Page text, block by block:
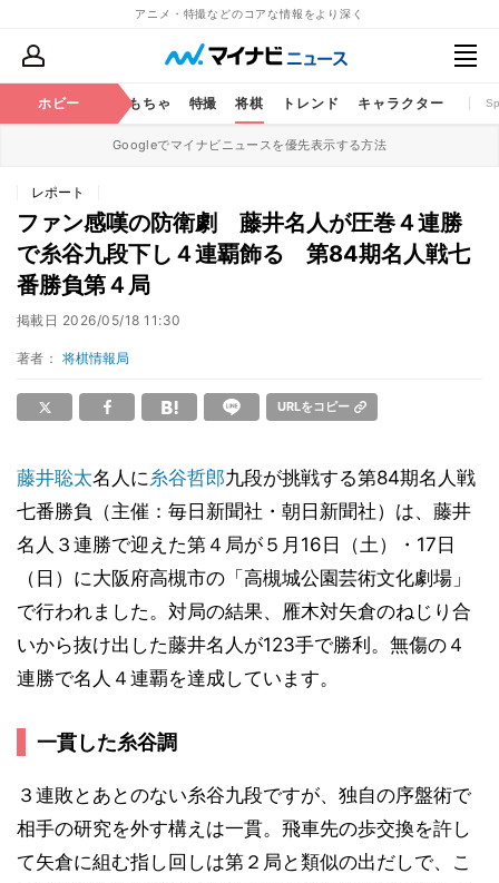
アニメ・特撮などのコアな情報をより深く
ホビー
コミック おもちゃ 特撮 将棋 トレンド キャラクター
Googleでマイナビニュースを優先表示する方法
レポート
ファン感嘆の防衛劇 藤井名人が圧巻４連勝
で糸谷九段下し４連覇飾る 第84期名人戦七
番勝負第４局
掲載日 2026/05/18 11:30
著者： 将棋情報局
URLをコピー
藤井聡太名人に糸谷哲郎九段が挑戦する第84期名人戦
七番勝負（主催：毎日新聞社・朝日新聞社）は、藤井
名人３連勝で迎えた第４局が５月16日（土）・17日
（日）に大阪府高槻市の「高槻城公園芸術文化劇場」
で行われました。対局の結果、雁木対矢倉のねじり合
いから抜け出した藤井名人が123手で勝利。無傷の４
連勝で名人４連覇を達成しています。
一貫した糸谷調
３連敗とあとのない糸谷九段ですが、独自の序盤術で
相手の研究を外す構えは一貫。飛車先の歩交換を許し
て矢倉に組む指し回しは第２局と類似の出だしで、こ